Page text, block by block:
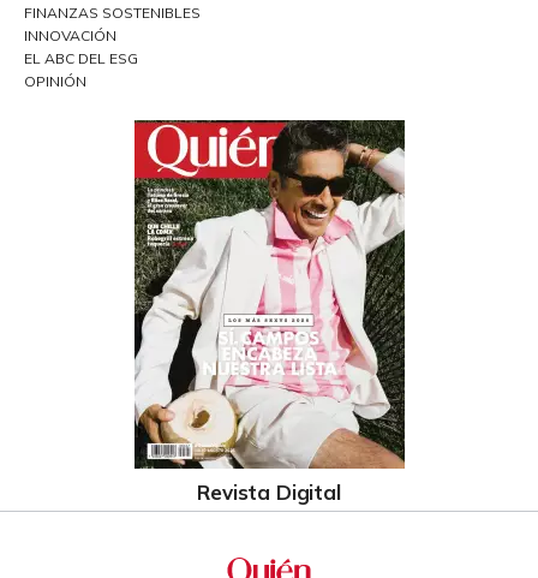
FINANZAS SOSTENIBLES
INNOVACIÓN
EL ABC DEL ESG
OPINIÓN
Revista Digital